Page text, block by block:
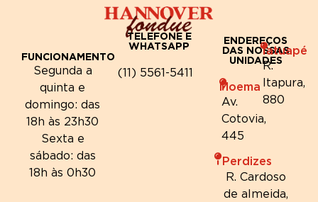
FUNCIONAMENTO
Segunda a
quinta e
domingo: das
18h às 23h30
Sexta e
sábado: das
18h às 0h30
TELEFONE E
WHATSAPP
(11) 5561-5411
ENDEREÇOS
DAS NOSSAS
UNIDADES
Moema
Av.
Cotovia,
445
Tatuapé
R.
Itapura,
880
Perdizes
R. Cardoso
de almeida,